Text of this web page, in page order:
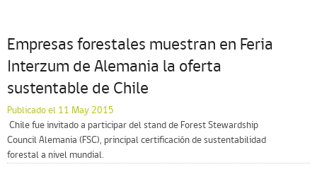
Empresas forestales muestran en Feria
Interzum de Alemania la oferta
sustentable de Chile
Publicado el 11 May 2015
 Chile fue invitado a participar del stand de Forest Stewardship
Council Alemania (FSC), principal certificación de sustentabilidad
forestal a nivel mundial.